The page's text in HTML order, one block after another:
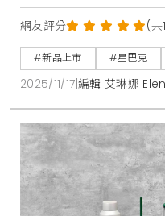
黑櫻桃瑪奇朵
網友評分 (
#新品上市 #星巴克
2025/11/17 編輯 艾琳娜